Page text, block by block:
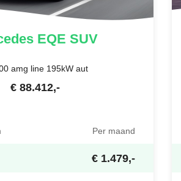
EQE SUV
amg line 195kW aut
€ 88.412,-
Per maand
€ 1.479,-